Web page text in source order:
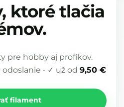
ktoré tlačia
pre hobby aj profíkov.
• ✓ už od 9,50 €
filament